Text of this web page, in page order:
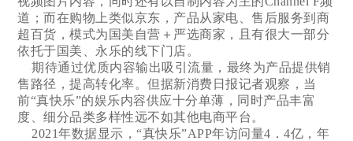
道；而在购物上类似京东，产品从家电、售后服务到商
超百货，模式为国美自营＋严选商家，且有很大一部分
依托于国美、永乐的线下门店。
期待通过优质内容输出吸引流量，最终为产品提供销
售路径，提高转化率。但据新消费日报记者观察，当
前“真快乐”的娱乐内容供应十分单薄，同时产品丰富
度、细分品类多样性远不如其他电商平台。
2021年数据显示，“真快乐”APP年访问量4．4亿，年